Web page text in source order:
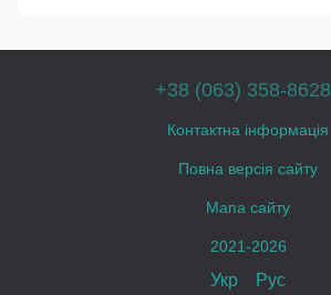
+38 (063) 358-8628
Контактна інформація
Повна версія сайту
Мапа сайту
2021-2026
Укр Рус